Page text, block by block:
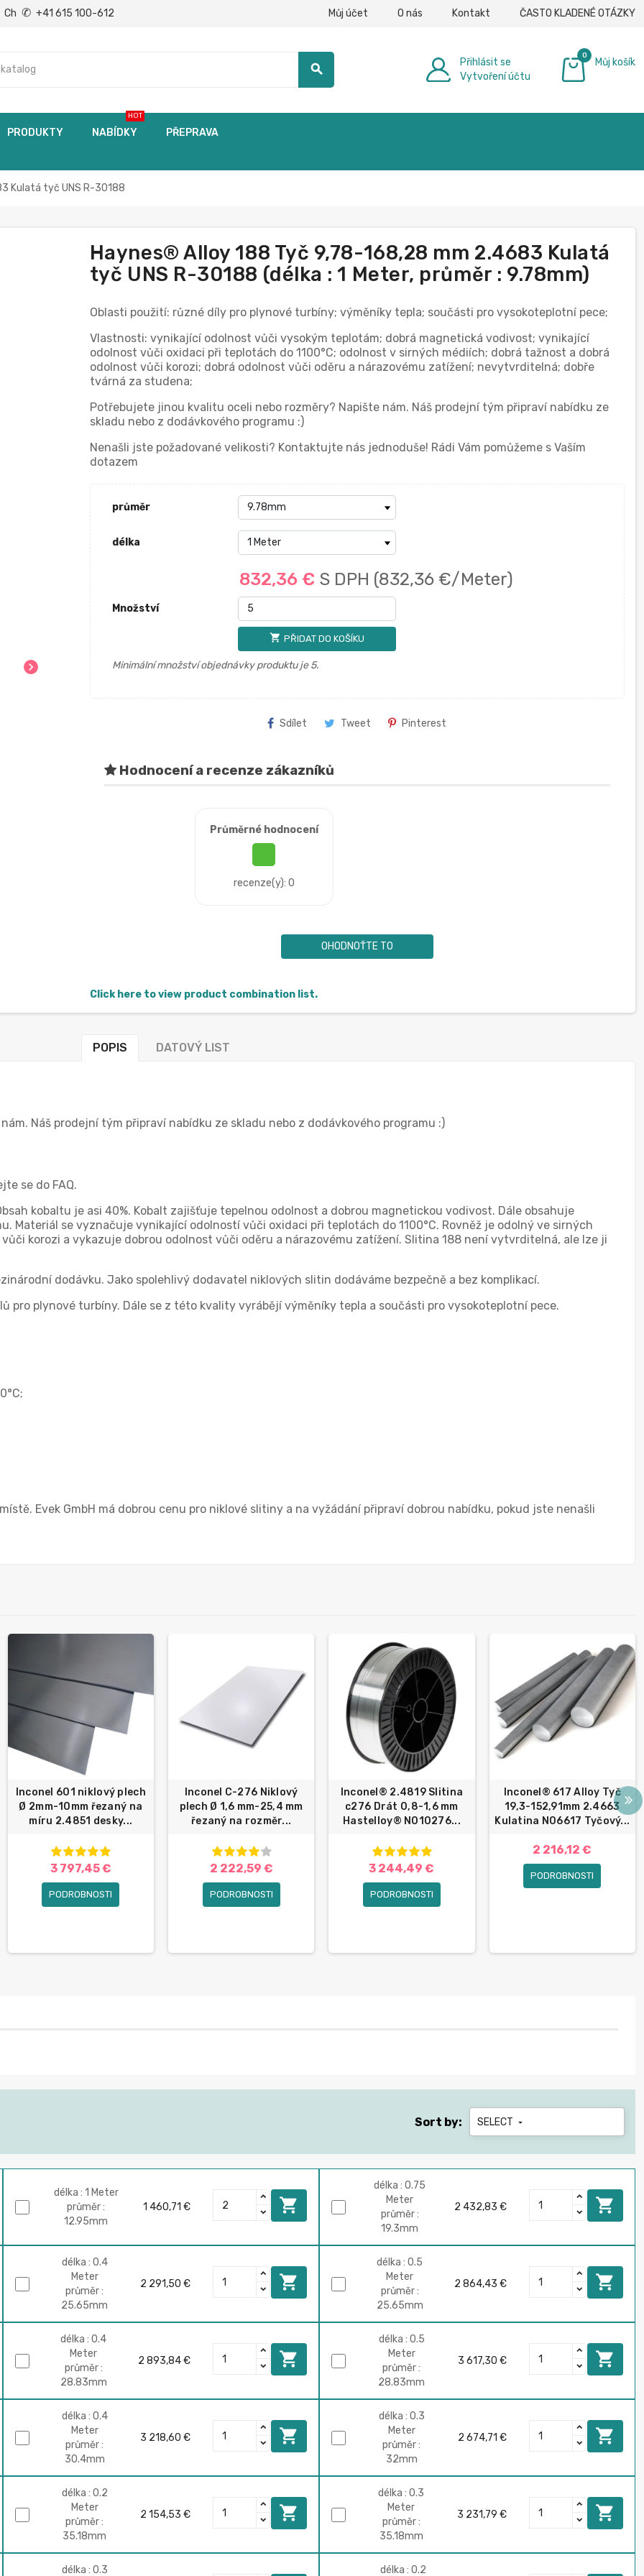
Ch ✆ +41 615 100-612 Můj účet O nás Kontakt ČASTO KLADENÉ OTÁZKY
search
Přihlásit se
Vytvoření účtu
0
Můj košík
PRODUKTY NABÍDKY
HOT
PŘEPRAVA
Kulatá tyč UNS R-30188
chevron_right
Haynes® Alloy 188 Tyč 9,78-168,28 mm 2.4683 Kulatá
tyč UNS R-30188 (délka : 1 Meter, průměr : 9.78mm)
Oblasti použití: různé díly pro plynové turbíny; výměníky tepla; součásti pro vysokoteplotní pece;
Vlastnosti: vynikající odolnost vůči vysokým teplotám; dobrá magnetická vodivost; vynikající
odolnost vůči oxidaci při teplotách do 1100°C; odolnost v sirných médiích; dobrá tažnost a dobrá
odolnost vůči korozi; dobrá odolnost vůči oděru a nárazovému zatížení; nevytvrditelná; dobře
tvárná za studena;
Potřebujete jinou kvalitu oceli nebo rozměry? Napište nám. Náš prodejní tým připraví nabídku ze
skladu nebo z dodávkového programu :)
Nenašli jste požadované velikosti? Kontaktujte nás jednoduše! Rádi Vám pomůžeme s Vaším
dotazem
průměr
délka
832,36 € S DPH (832,36 €/Meter)
Množství
shopping_cart PŘIDAT DO KOŠÍKU
Minimální množství objednávky produktu je 5.
Sdílet Tweet Pinterest
Hodnocení a recenze zákazníků
Průměrné hodnocení
recenze(y): 0
OHODNOŤTE TO
Click here to view product combination list.
POPIS DATOVÝ LIST
Náš prodejní tým připraví nabídku ze skladu nebo z dodávkového programu :)
se do FAQ.
kobaltu je asi 40%. Kobalt zajišťuje tepelnou odolnost a dobrou magnetickou vodivost. Dále obsahuje
Materiál se vyznačuje vynikající odolností vůči oxidaci při teplotách do 1100°C. Rovněž je odolný ve sirných
korozi a vykazuje dobrou odolnost vůči oděru a nárazovému zatížení. Slitina 188 není vytvrditelná, ale lze ji
dodávku. Jako spolehlivý dodavatel niklových slitin dodáváme bezpečně a bez komplikací.
pro plynové turbíny. Dále se z této kvality vyrábějí výměníky tepla a součásti pro vysokoteplotní pece.
Evek GmbH má dobrou cenu pro niklové slitiny a na vyžádání připraví dobrou nabídku, pokud jste nenašli
Inconel 601 niklový plech
Ø 2mm-10mm řezaný na
míru 2.4851 desky...
3 797,45 €
PODROBNOSTI
Inconel C-276 Niklový
plech Ø 1,6 mm-25,4 mm
řezaný na rozměr...
2 222,59 €
PODROBNOSTI
Inconel® 2.4819 Slitina
c276 Drát 0,8-1,6 mm
Hastelloy® N010276...
3 244,49 €
PODROBNOSTI
Inconel® 617 Alloy Tyč
19,3-152,91mm 2.4663
Kulatina N06617 Tyčový...
2 216,12 €
PODROBNOSTI
Sort by: SELECT 
délka : 1 Meter
průměr :
12.95mm
1 460,71 € 
délka : 0.75
Meter
průměr :
19.3mm
2 432,83 € 
délka : 0.4
Meter
průměr :
25.65mm
2 291,50 € 
délka : 0.5
Meter
průměr :
25.65mm
2 864,43 € 
délka : 0.4
Meter
průměr :
28.83mm
2 893,84 € 
délka : 0.5
Meter
průměr :
28.83mm
3 617,30 € 
délka : 0.4
Meter
průměr :
30.4mm
3 218,60 € 
délka : 0.3
Meter
průměr :
32mm
2 674,71 € 
délka : 0.2
Meter
průměr :
35.18mm
2 154,53 € 
délka : 0.3
Meter
průměr :
35.18mm
3 231,79 € 
délka : 0.3 délka : 0.2